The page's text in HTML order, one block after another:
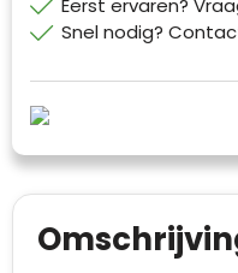
Snel nodig?
plaats.
richtlijnen van
meegeteld in de
klanttevredenheid
beoordelingen.
probleem.
website en de
onafhankelijk
CONTACTGEGEVENS
Trustindex